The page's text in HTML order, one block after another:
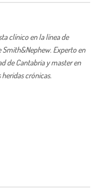
clínico en la línea de
Smith&Nephew. Experto en
de Cantabria y master en
crónicas.